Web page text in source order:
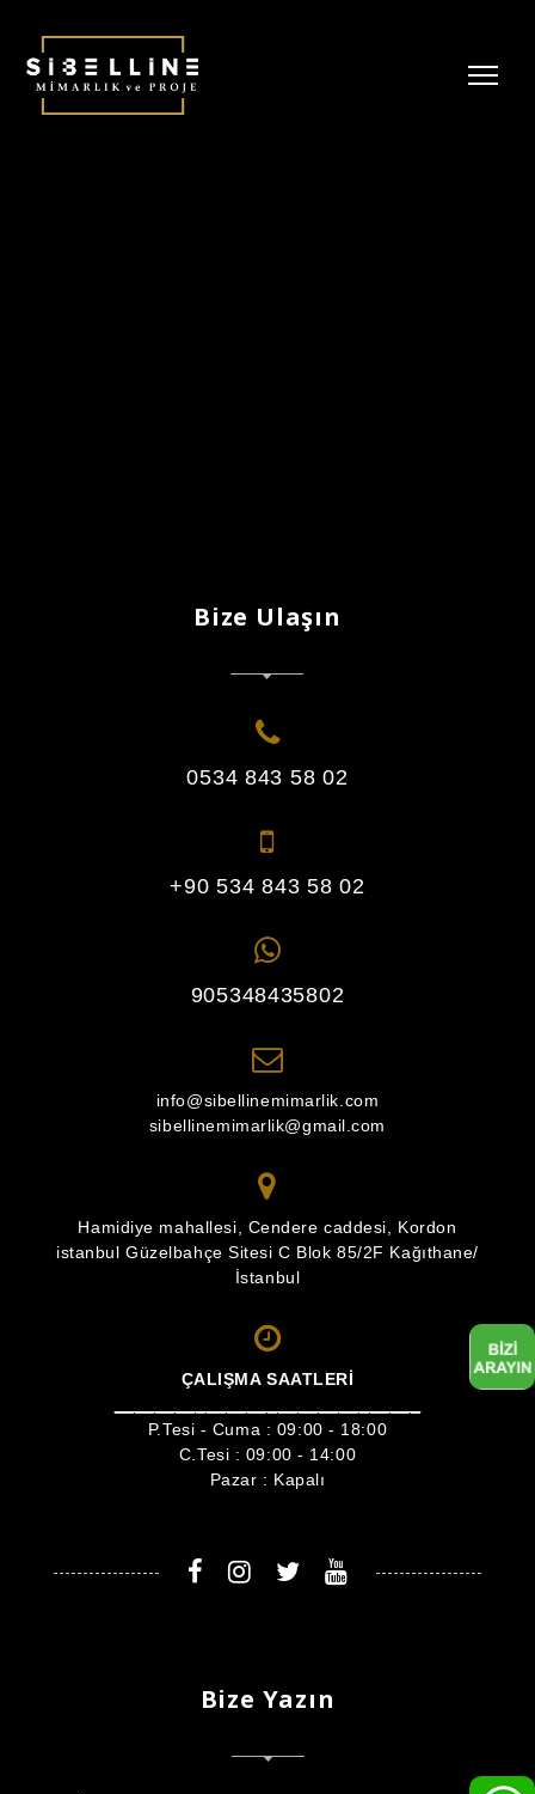
Bize Ulaşın
0534 843 58 02
+90 534 843 58 02
905348435802
info@sibellinemimarlik.com
sibellinemimarlik@gmail.com
Hamidiye mahallesi, Cendere caddesi, Kordon
istanbul Güzelbahçe Sitesi C Blok 85/2F Kağıthane/
İstanbul
ÇALIŞMA SAATLERİ
P.Tesi - Cuma : 09:00 - 18:00
C.Tesi : 09:00 - 14:00
Pazar : Kapalı
Bize Yazın